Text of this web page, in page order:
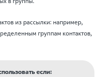
из рассылки: например,
группам контактов,
если: